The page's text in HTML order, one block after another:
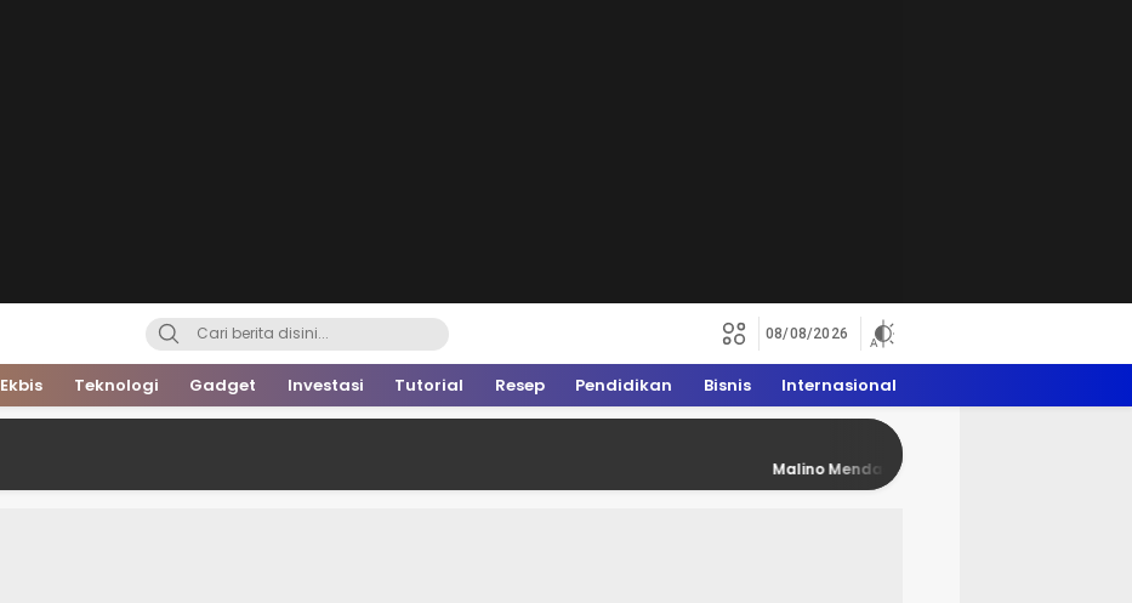
08/08/2026
Ekbis Teknologi Gadget Investasi Tutorial Resep Pendidikan Bisnis Internasional
Malino Mendadak Penuh Rider Trail, WAM 2026